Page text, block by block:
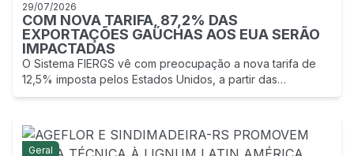
29/07/2026
COM NOVA TARIFA, 87,2% DAS
EXPORTAÇÕES GAÚCHAS AOS EUA SERÃO
IMPACTADAS
O Sistema FIERGS vê com preocupação a nova tarifa de
12,5% imposta pelos Estados Unidos, a partir das
investigações da seção 301, sobre as exportações
Geral